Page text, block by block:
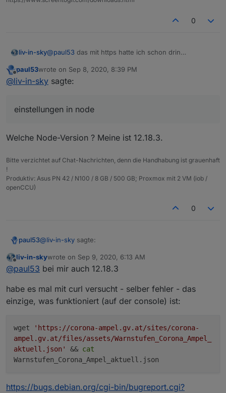
0
liv-in-sky@paul53 das mit https hatte ich schon drin
agent wird erkannt - aber fehler ist immer noch
habe einiges probiert auch mal mit axios
Spoiler
in einigen forum redet man von system einstellungen
Offline
paul53wrote on Sep 8, 2020, 8:39 PM
last edited by
@liv-in-sky sagte:
einstellungen in node
Welche Node-Version ? Meine ist 12.18.3.
Bitte verzichtet auf Chat-Nachrichten, denn die Handhabung ist grauenhaft
!
Produktiv: Asus PN 42 / N100 / 8 GB / 500 GB; Proxmox mit 2 VM (iob /
openCCU)
0
paul53@liv-in-sky sagte:
einstellungen in node
Welche Node-Version ? Meine ist 12.18.3.
Offline
liv-in-skywrote on Sep 9, 2020, 6:13 AM
last edited by
@paul53 bei mir auch 12.18.3
habe es mal mit curl versucht - selber fehler - das
einzige, was funktioniert (auf der console) ist:
wget
'https://corona-ampel.gv.at/sites/corona-
ampel.gv.at/files/assets/Warnstufen_Corona_Ampel_
aktuell.json'
&& cat
Warnstufen_Corona_Ampel_aktuell.json
https://bugs.debian.org/cgi-bin/bugreport.cgi?